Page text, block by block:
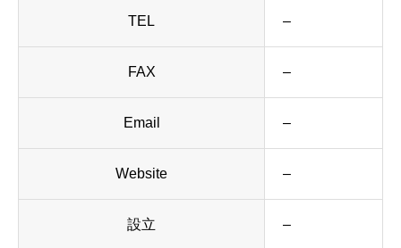
TEL –
FAX –
Email –
Website –
設立 –